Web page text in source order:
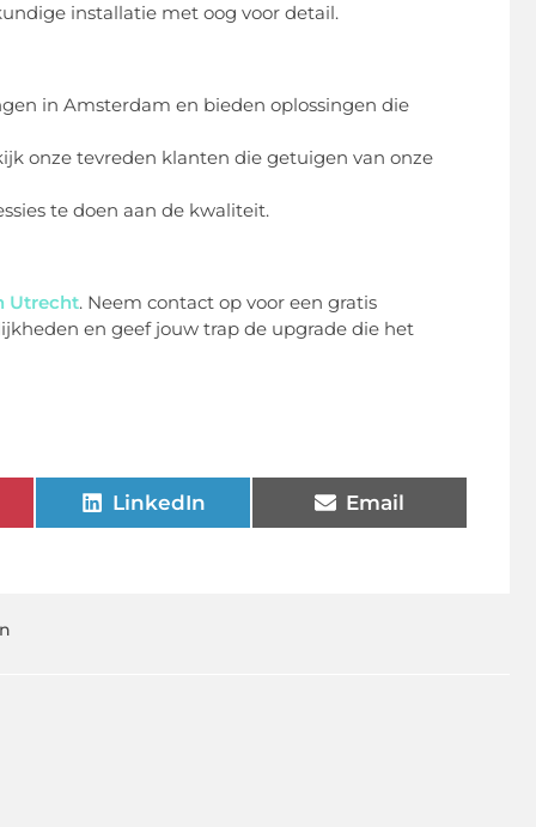
installatie met oog voor detail.
in Amsterdam en bieden oplossingen die
onze tevreden klanten die getuigen van onze
te doen aan de kwaliteit.
Utrecht. Neem contact op voor een gratis
en geef jouw trap de upgrade die het
LinkedIn Email